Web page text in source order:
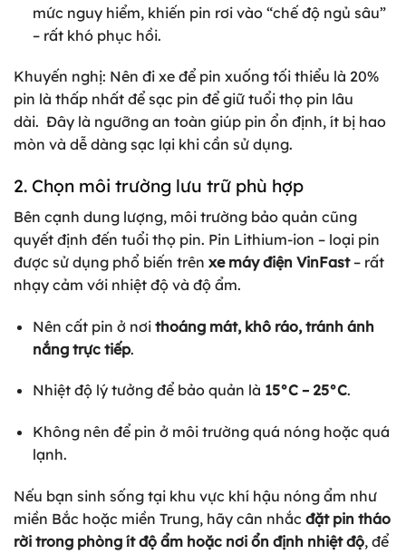
mức nguy hiểm, khiến pin rơi vào “chế độ ngủ sâu”
– rất khó phục hồi.
Khuyến nghị: Nên đi xe để pin xuống tối thiểu là 20%
pin là thấp nhất để sạc pin để giữ tuổi thọ pin lâu
dài. Đây là ngưỡng an toàn giúp pin ổn định, ít bị hao
mòn và dễ dàng sạc lại khi cần sử dụng.
2. Chọn môi trường lưu trữ phù hợp
Bên cạnh dung lượng, môi trường bảo quản cũng
quyết định đến tuổi thọ pin. Pin Lithium-ion – loại pin
được sử dụng phổ biến trên xe máy điện VinFast– rất
nhạy cảm với nhiệt độ và độ ẩm.
Nên cất pin ở nơi thoáng mát, khô ráo, tránh ánh
nắng trực tiếp.
Nhiệt độ lý tưởng để bảo quản là 15°C – 25°C.
Không nên để pin ở môi trường quá nóng hoặc quá
lạnh.
Nếu bạn sinh sống tại khu vực khí hậu nóng ẩm như
miền Bắc hoặc miền Trung, hãy cân nhắc đặt pin tháo
rời trong phòng ít độ ẩm hoặc nơi ổn định nhiệt độ, để